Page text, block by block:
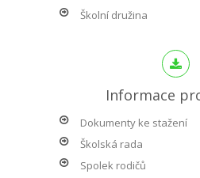
Školní družina
Informace
Dokumenty ke stažení
Školská rada
Spolek rodičů